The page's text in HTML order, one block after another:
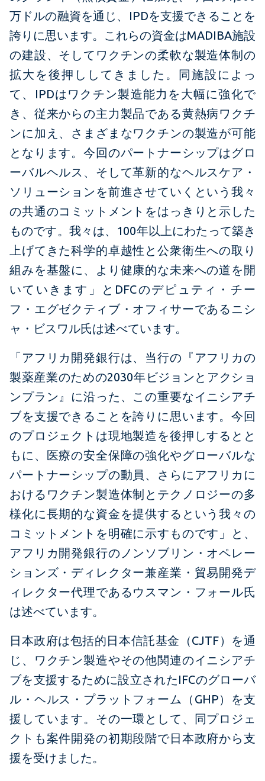
万ドルの融資を通じ、IPDを支援できることを
誇りに思います。これらの資金はMADIBA施設
の建設、そしてワクチンの柔軟な製造体制の
拡大を後押ししてきました。同施設によっ
て、IPDはワクチン製造能力を大幅に強化で
き、従来からの主力製品である黄熱病ワクチ
ンに加え、さまざまなワクチンの製造が可能
となります。今回のパートナーシップはグロ
ーバルヘルス、そして革新的なヘルスケア・
ソリューションを前進させていくという我々
の共通のコミットメントをはっきりと示した
ものです。我々は、100年以上にわたって築き
上げてきた科学的卓越性と公衆衛生への取り
組みを基盤に、より健康的な未来への道を開
いていきます」とDFCのデピュティ・チー
フ・エグゼクティブ・オフィサーであるニシ
ャ・ビスワル氏は述べています。
「アフリカ開発銀行は、当行の『アフリカの
製薬産業のための2030年ビジョンとアクショ
ンプラン』に沿った、この重要なイニシアチ
ブを支援できることを誇りに思います。今回
のプロジェクトは現地製造を後押しするとと
もに、医療の安全保障の強化やグローバルな
パートナーシップの動員、さらにアフリカに
おけるワクチン製造体制とテクノロジーの多
様化に長期的な資金を提供するという我々の
コミットメントを明確に示すものです」と、
アフリカ開発銀行のノンソブリン・オペレー
ションズ・ディレクター兼産業・貿易開発デ
ィレクター代理であるウスマン・フォール氏
は述べています。
日本政府は包括的日本信託基金（CJTF）を通
じ、ワクチン製造やその他関連のイニシアチ
ブを支援するために設立されたIFCのグローバ
ル・ヘルス・プラットフォーム（GHP）を支
援しています。その一環として、同プロジェ
クトも案件開発の初期段階で日本政府から支
援を受けました。